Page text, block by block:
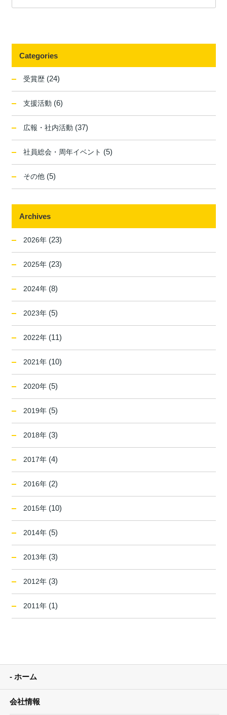
Categories
受賞歴 (24)
支援活動 (6)
広報・社内活動 (37)
社員総会・周年イベント (5)
その他 (5)
Archives
2026年 (23)
2025年 (23)
2024年 (8)
2023年 (5)
2022年 (11)
2021年 (10)
2020年 (5)
2019年 (5)
2018年 (3)
2017年 (4)
2016年 (2)
2015年 (10)
2014年 (5)
2013年 (3)
2012年 (3)
2011年 (1)
ホーム
会社情報